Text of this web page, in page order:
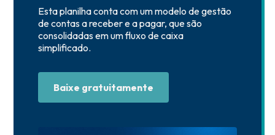
Esta planilha conta com um modelo de gestão
de contas a receber e a pagar, que são
consolidadas em um fluxo de caixa
simplificado.
Baixe gratuitamente